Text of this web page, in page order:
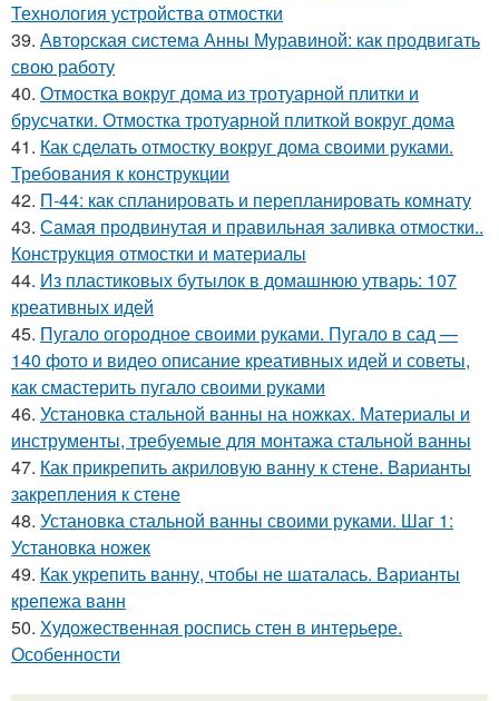
Технология устройства отмостки
39. Авторская система Анны Муравиной: как продвигать
свою работу
40. Отмостка вокруг дома из тротуарной плитки и
брусчатки. Отмостка тротуарной плиткой вокруг дома
41. Как сделать отмостку вокруг дома своими руками.
Требования к конструкции
42. П-44: как спланировать и перепланировать комнату
43. Самая продвинутая и правильная заливка отмостки..
Конструкция отмостки и материалы
44. Из пластиковых бутылок в домашнюю утварь: 107
креативных идей
45. Пугало огородное своими руками. Пугало в сад —
140 фото и видео описание креативных идей и советы,
как смастерить пугало своими руками
46. Установка стальной ванны на ножках. Материалы и
инструменты, требуемые для монтажа стальной ванны
47. Как прикрепить акриловую ванну к стене. Варианты
закрепления к стене
48. Установка стальной ванны своими руками. Шаг 1:
Установка ножек
49. Как укрепить ванну, чтобы не шаталась. Варианты
крепежа ванн
50. Художественная роспись стен в интерьере.
Особенности